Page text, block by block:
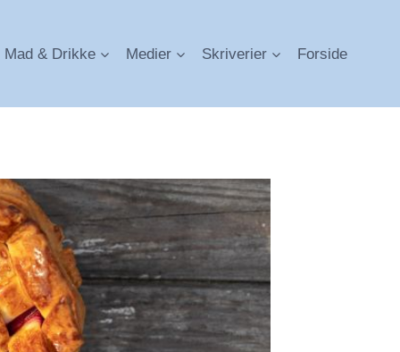
Mad & Drikke Medier Skriverier Forside